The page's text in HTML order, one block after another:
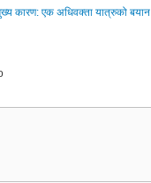
कारण: एक अधिवक्ता यात्रुको बयान